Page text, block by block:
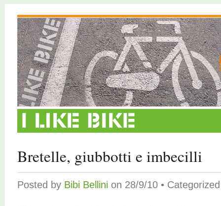
Bretelle, giubbotti e imbecilli
Posted by Bibi Bellini on 28/9/10 •